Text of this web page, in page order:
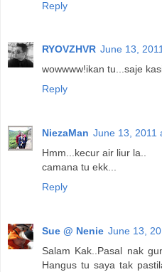
Reply
RYOVZHVR June 13,
wowwww!ikan tu...saje
Reply
NiezaMan June 13, 2011
Hmm...kecur air liur la..
camana tu ekk...
Reply
Sue @ Nenie June 13,
Salam Kak..Pasal nak
Hangus tu saya tak